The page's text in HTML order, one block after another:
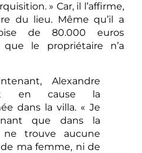
» Car, il l’affirme,
du lieu. Même qu’il a
de 80.000 euros
que le propriétaire n’a
Alexandre
en cause la
dans la villa. « Je
que dans la
ne trouve aucune
ma femme, ni de